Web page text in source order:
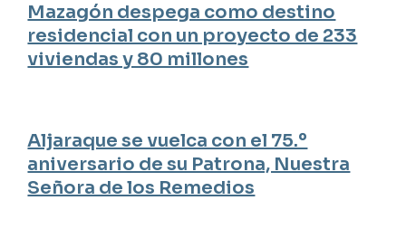
Mazagón despega como destino
residencial con un proyecto de 233
viviendas y 80 millones
Aljaraque se vuelca con el 75.º
aniversario de su Patrona, Nuestra
Señora de los Remedios